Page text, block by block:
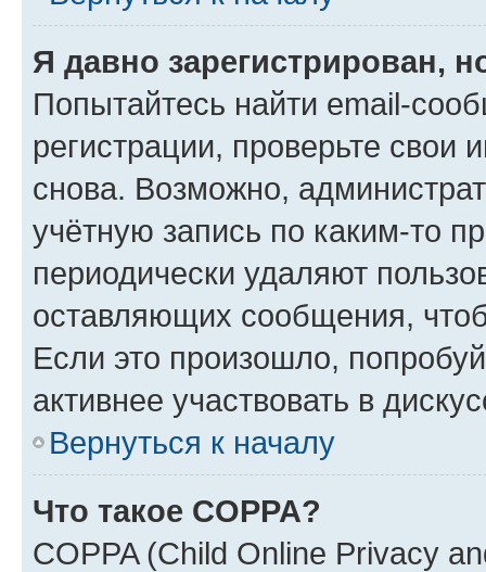
Я давно зарегистрирован,
Попытайтесь найти email-
регистрации, проверьте свои
снова. Возможно,
учётную запись по каким-то
периодически удаляют
оставляющих сообщения,
Если это произошло,
активнее участвовать в
Вернуться к началу
Что такое COPPA?
COPPA (Child Online Privacy